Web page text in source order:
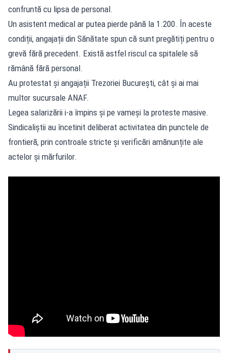
confruntă cu lipsa de personal.
Un asistent medical ar putea pierde până la 1.200. În aceste
condiții, angajații din Sănătate spun că sunt pregătiți pentru o
grevă fără precedent. Există astfel riscul ca spitalele să
rămână fără personal.
Au protestat și angajații Trezoriei București, cât și ai mai
multor sucursale ANAF.
Legea salarizării i-a împins și pe vameși la proteste masive.
Sindicaliștii au încetinit deliberat activitatea din punctele de
frontieră, prin controale stricte și verificări amănunțite ale
actelor și mărfurilor.